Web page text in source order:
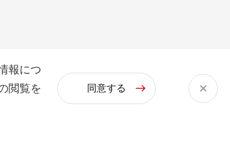
報につ
閲覧を
同意する